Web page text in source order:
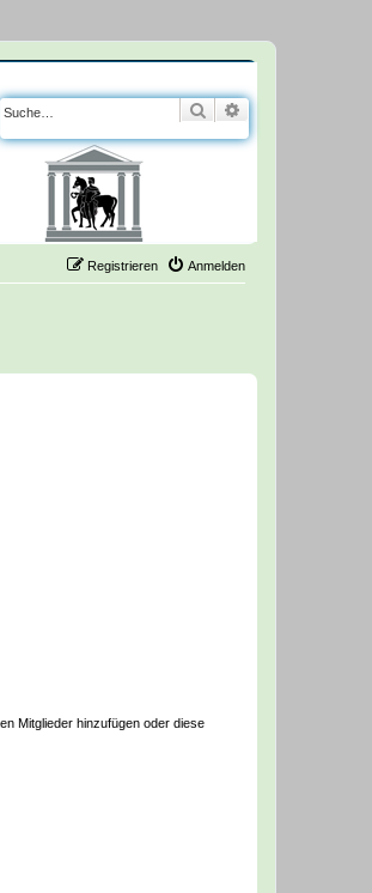
Suche
Anmelden
Registrieren
Mitglieder hinzufügen oder diese